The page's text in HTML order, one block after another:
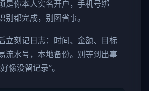
是你本人实名开户，手机号绑
别都完成，别图省事。
立刻记日志：时间、金额、目标
流水号，本地备份。别等到出事
像没留记录”。